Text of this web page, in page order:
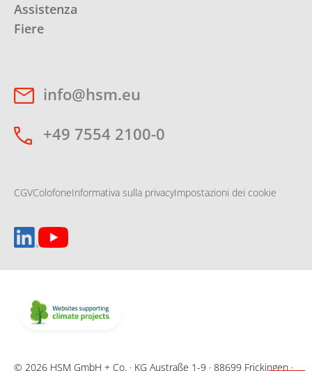
Assistenza
Fiere
info@hsm.eu
+49 7554 2100-0
CGVColofoneInformativa sulla privacyImpostazioni dei cookie
© 2026 HSM GmbH + Co. · KG Austraße 1-9 · 88699 Frickingen ·